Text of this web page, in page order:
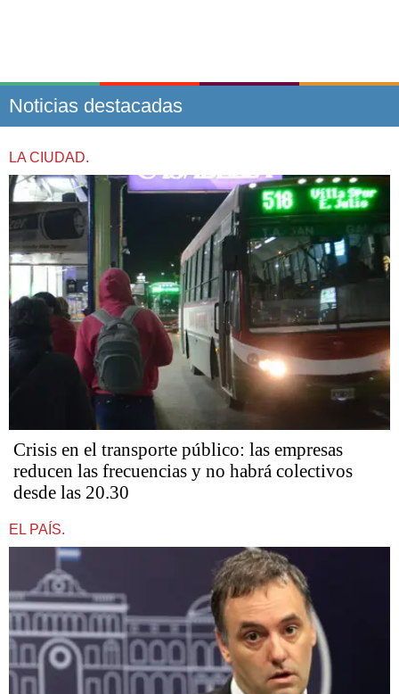
Noticias destacadas
LA CIUDAD.
Crisis en el transporte público: las empresas
reducen las frecuencias y no habrá colectivos
desde las 20.30
EL PAÍS.